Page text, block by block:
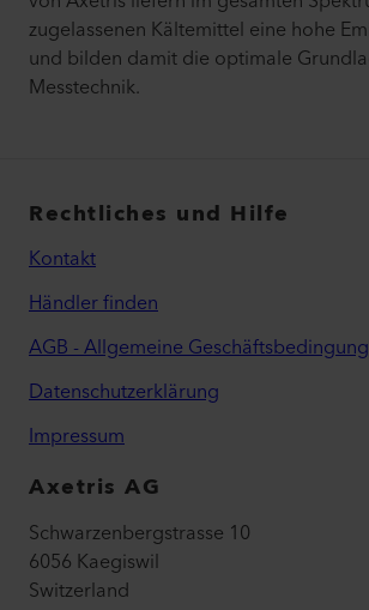
zugelassenen Kältemittel eine hohe
und bilden damit die optimale
Messtechnik.
Rechtliches und Hilfe
Kontakt
Händler finden
AGB - Allgemeine
Datenschutzerklärung
Impressum
Axetris AG
Schwarzenbergstrasse 10
6056 Kaegiswil
Switzerland